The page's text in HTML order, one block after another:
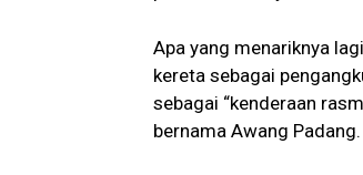
Apa yang menariknya
kereta sebagai
sebagai “kenderaan
bernama Awang Padang.